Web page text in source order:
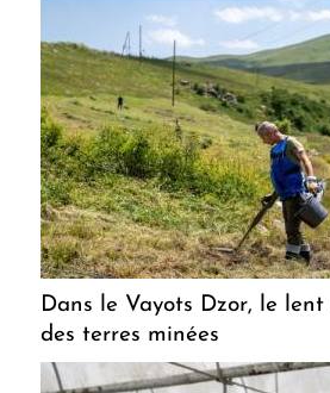
Dans le Vayots Dzor, le
des terres minées